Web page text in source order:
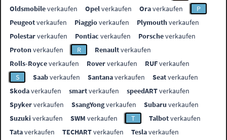
Oldsmobileverkaufen Opelverkaufen Oraverkaufen
P
Peugeotverkaufen Piaggioverkaufen Plymouthverkaufen
Polestarverkaufen Pontiac verkaufen Porscheverkaufen
Protonverkaufen R Renaultverkaufen
Rolls-Royceverkaufen Roververkaufen RUFverkaufen
S
Saabverkaufen Santanaverkaufen Seatverkaufen
Skodaverkaufen smartverkaufen speedARTverkaufen
Spykerverkaufen SsangYongverkaufen Subaru verkaufen
Suzuki verkaufen SWM verkaufen T Talbotverkaufen
Tataverkaufen TECHARTverkaufen Teslaverkaufen